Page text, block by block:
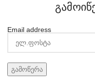
Email address